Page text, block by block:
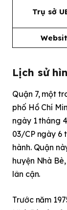
Trụ sở
Lịch sử
Quận 7, một
phố Hồ Chí
ngày 1 tháng
03/CP ngày 6
hành. Quận
huyện Nhà
lân cận.
Trước năm